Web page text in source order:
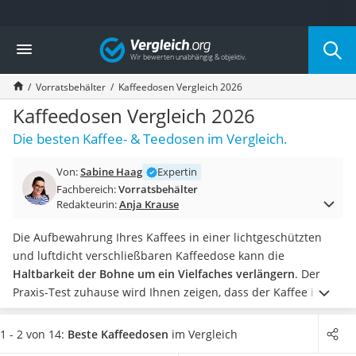
Die beliebtesten Vergleiche nach Kategorie
Haushalt
Wassersprudler
Zentralstaubsauger
Brotbackautomat
Wischroboter
Wäschespinne
Spülmaschinentabs
Akku-Staubsauger
AEG-Waschmaschine
Saug-Wisch-Roboter
Handstaubsauger
Milchaufschäumer
Kondenstrockner
Reiskocher
Vergleich
Vorratsbehälter Kaffeedosen Vergleich 2026
Kaffeedosen Vergleich 2026
Die besten Kaffee- & Teedosen im Vergleich.
Von:Sabine Haag
Expertin
Fachbereich:Vorratsbehälter
Redakteurin:Anja Krause
Die Aufbewahrung Ihres Kaffees in einer lichtgeschützten
und luftdicht verschließbaren Kaffeedose kann die
Haltbarkeit der Bohne um ein Vielfaches verlängern. Der
Praxis-Test zuhause wird Ihnen zeigen, dass der Kaffee in der
Dose darüber hinaus deutlich besser aufgehoben ist als im
Kühlschrank, wo er schlimmstenfalls Fremdgerüche von Käse
1 - 2 von 14: Beste Kaffeedosen im Vergleich